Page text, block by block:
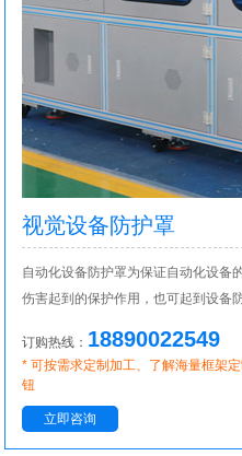
视觉设备防护罩
自动化设备防护罩为保证自动化设备
伤害起到的保护作用，也可起到设备
订购热线： 18890022549
* 可按需求定制加工、了解海量框架
钮
立即咨询